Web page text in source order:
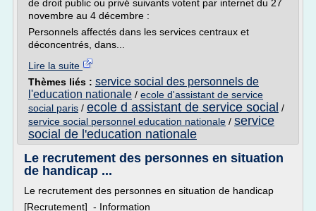
de droit public ou privé suivants votent par internet du 27
novembre au 4 décembre :
Personnels affectés dans les services centraux et
déconcentrés, dans...
Lire la suite
Thèmes liés : service social des personnels de
l'education nationale / ecole d'assistant de service
social paris / ecole d assistant de service social /
service social personnel education nationale / service
social de l'education nationale
Le recrutement des personnes en situation
de handicap ...
Le recrutement des personnes en situation de handicap
[Recrutement] - Information